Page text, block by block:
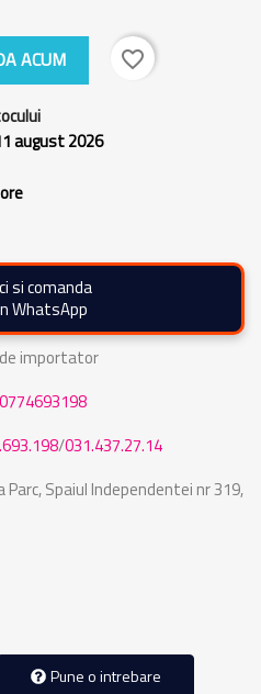
ACUM favorite_border
august 2026
si comanda
WhatsApp
importator
0774693198
/031.437.27.14
Spaiul Independentei nr 319,
Pune o intrebare